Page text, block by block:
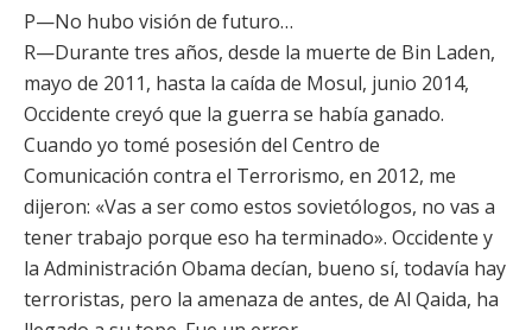
P—No hubo visión de futuro…
R—Durante tres años, desde la muerte de Bin Laden,
mayo de 2011, hasta la caída de Mosul, junio 2014,
Occidente creyó que la guerra se había ganado.
Cuando yo tomé posesión del Centro de
Comunicación contra el Terrorismo, en 2012, me
dijeron: «Vas a ser como estos sovietólogos, no vas a
tener trabajo porque eso ha terminado». Occidente y
la Administración Obama decían, bueno sí, todavía hay
terroristas, pero la amenaza de antes, de Al Qaida, ha